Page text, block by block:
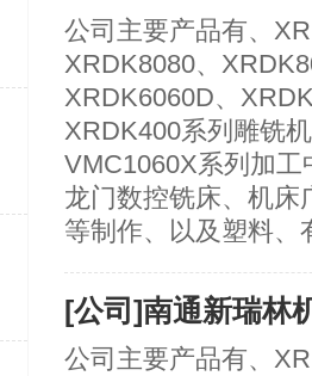
公司主要产品有、
XRDK8080、
XRDK6060D、
XRDK400系列雕铣
VMC1060X系列加
龙门数控铣床、机床
等制作、以及塑料、
[公司]南通新瑞林
公司主要产品有、